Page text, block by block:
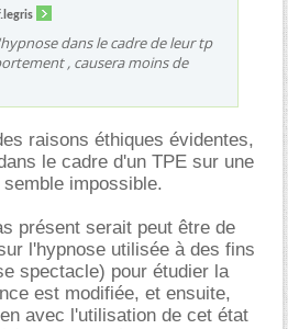
dans le cadre de leur tp
, causera moins de
raisons éthiques évidentes,
le cadre d'un TPE sur une
impossible.
présent serait peut être de
l'hypnose utilisée à des fins
spectacle) pour étudier la
est modifiée, et ensuite,
avec l'utilisation de cet état